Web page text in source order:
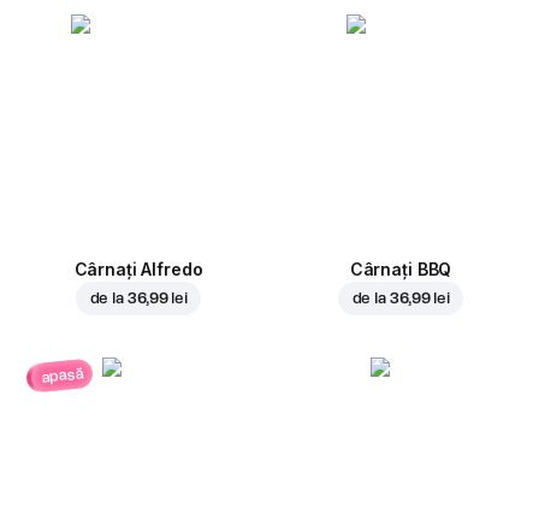
Cârnați Alfredo
de la 36,99 lei
Cârnați BBQ
de la 36,99 lei
apasă